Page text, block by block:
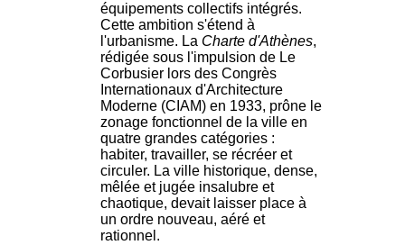
équipements collectifs intégrés.
Cette ambition s'étend à
l'urbanisme. La Charte d'Athènes,
rédigée sous l'impulsion de Le
Corbusier lors des Congrès
Internationaux d'Architecture
Moderne (CIAM) en 1933, prône le
zonage fonctionnel de la ville en
quatre grandes catégories :
habiter, travailler, se récréer et
circuler. La ville historique, dense,
mêlée et jugée insalubre et
chaotique, devait laisser place à
un ordre nouveau, aéré et
rationnel.